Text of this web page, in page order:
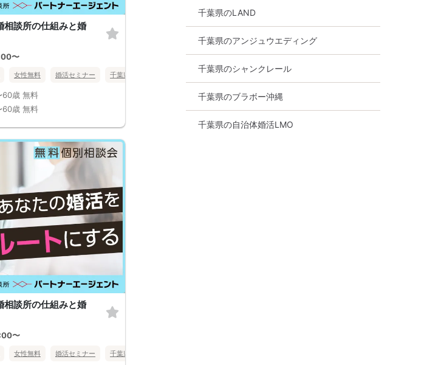
相談所の仕組みと婚
〜
女性無料 婚活セミナー 千葉県
60歳 無料
60歳 無料
相談所の仕組みと婚
〜
女性無料 婚活セミナー 千葉県
千葉県のLAND
千葉県のアンジュウエディング
千葉県のシャンクレール
千葉県のブラボー沖縄
千葉県の自治体婚活LMO